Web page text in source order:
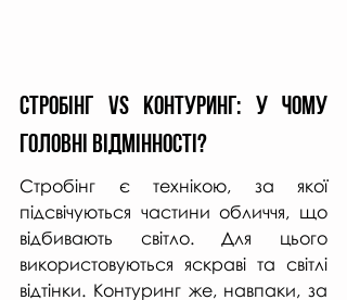
Стробінг Vs Контуринг: у чому
головні відмінності?
Стробінг є технікою, за якої
підсвічуються частини обличчя, що
відбивають світло. Для цього
використовуються яскраві та світлі
відтінки. Контуринг же, навпаки, за